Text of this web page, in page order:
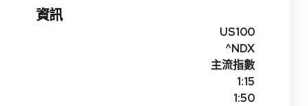
資訊
US100
^NDX
主流指數
1:15
1:50